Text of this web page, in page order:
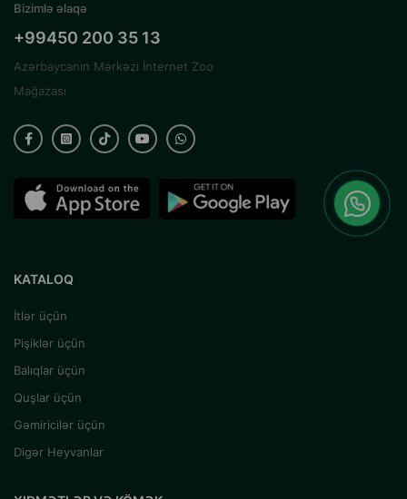
Bizimlə əlaqə
+99450 200 35 13
Azərbaycanın Mərkəzi İnternet Zoo
Mağazası
KATALOQ
İtlər üçün
Pişiklər üçün
Balıqlar üçün
Quşlar üçün
Gəmiricilər üçün
Digər Heyvanlar